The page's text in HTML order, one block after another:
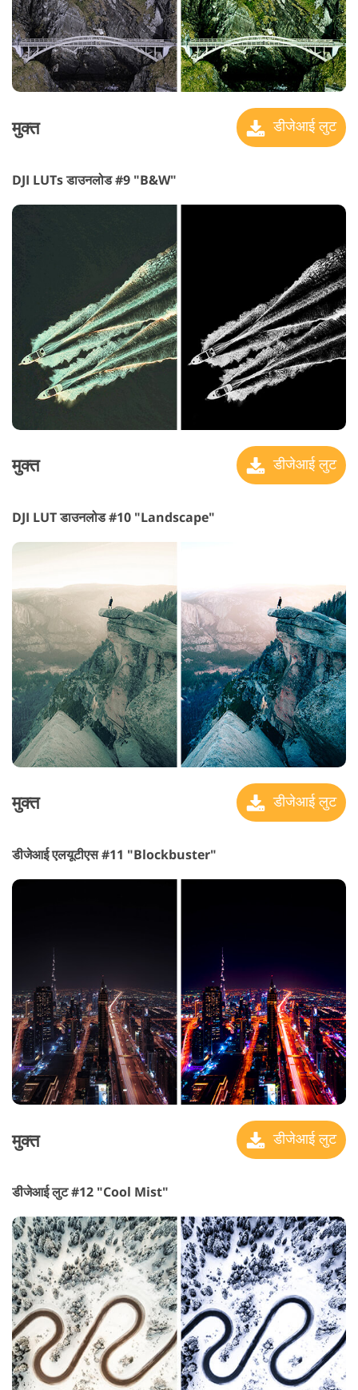
मुक्त डीजेआई लुट
DJI LUTs डाउनलोड #9 "B&W"
मुक्त डीजेआई लुट
DJI LUT डाउनलोड #10 "Landscape"
मुक्त डीजेआई लुट
डीजेआई एलयूटीएस #11 "Blockbuster"
मुक्त डीजेआई लुट
डीजेआई लुट #12 "Cool Mist"